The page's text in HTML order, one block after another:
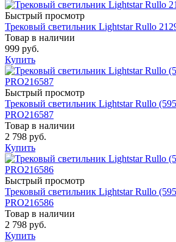
Быстрый просмотр
Трековый светильник Lightstar Rullo
Товар в наличии
999 руб.
Купить
Быстрый просмотр
Трековый светильник Lightstar Rullo
PRO216587
Товар в наличии
2 798 руб.
Купить
Быстрый просмотр
Трековый светильник Lightstar Rullo
PRO216586
Товар в наличии
2 798 руб.
Купить